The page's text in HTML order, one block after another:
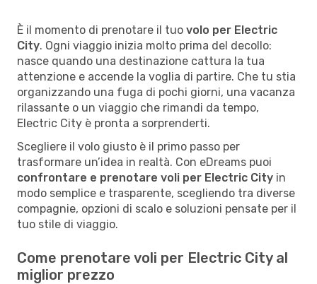
È il momento di prenotare il tuo volo per Electric
City. Ogni viaggio inizia molto prima del decollo:
nasce quando una destinazione cattura la tua
attenzione e accende la voglia di partire. Che tu stia
organizzando una fuga di pochi giorni, una vacanza
rilassante o un viaggio che rimandi da tempo,
Electric City è pronta a sorprenderti.
Scegliere il volo giusto è il primo passo per
trasformare un’idea in realtà. Con eDreams puoi
confrontare e prenotare voli per Electric City in
modo semplice e trasparente, scegliendo tra diverse
compagnie, opzioni di scalo e soluzioni pensate per il
tuo stile di viaggio.
Come prenotare voli per Electric City al
miglior prezzo